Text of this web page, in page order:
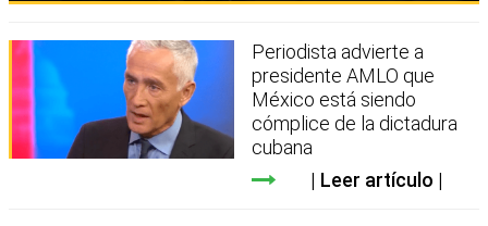
Periodista advierte a
presidente AMLO que
México está siendo
cómplice de la dictadura
cubana
Leer artículo